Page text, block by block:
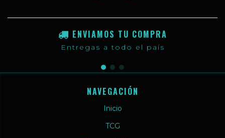
ENVIAMOS TU COMPRA
Entregas a todo el país
NAVEGACIÓN
Inicio
TCG